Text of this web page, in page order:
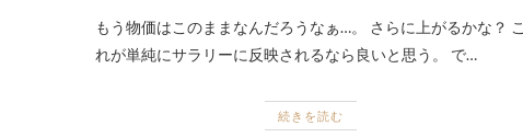
もう物価はこのままなんだろうなぁ…。 さらに上がるかな？ こ
れが単純にサラリーに反映されるなら良いと思う。 で…
続きを読む